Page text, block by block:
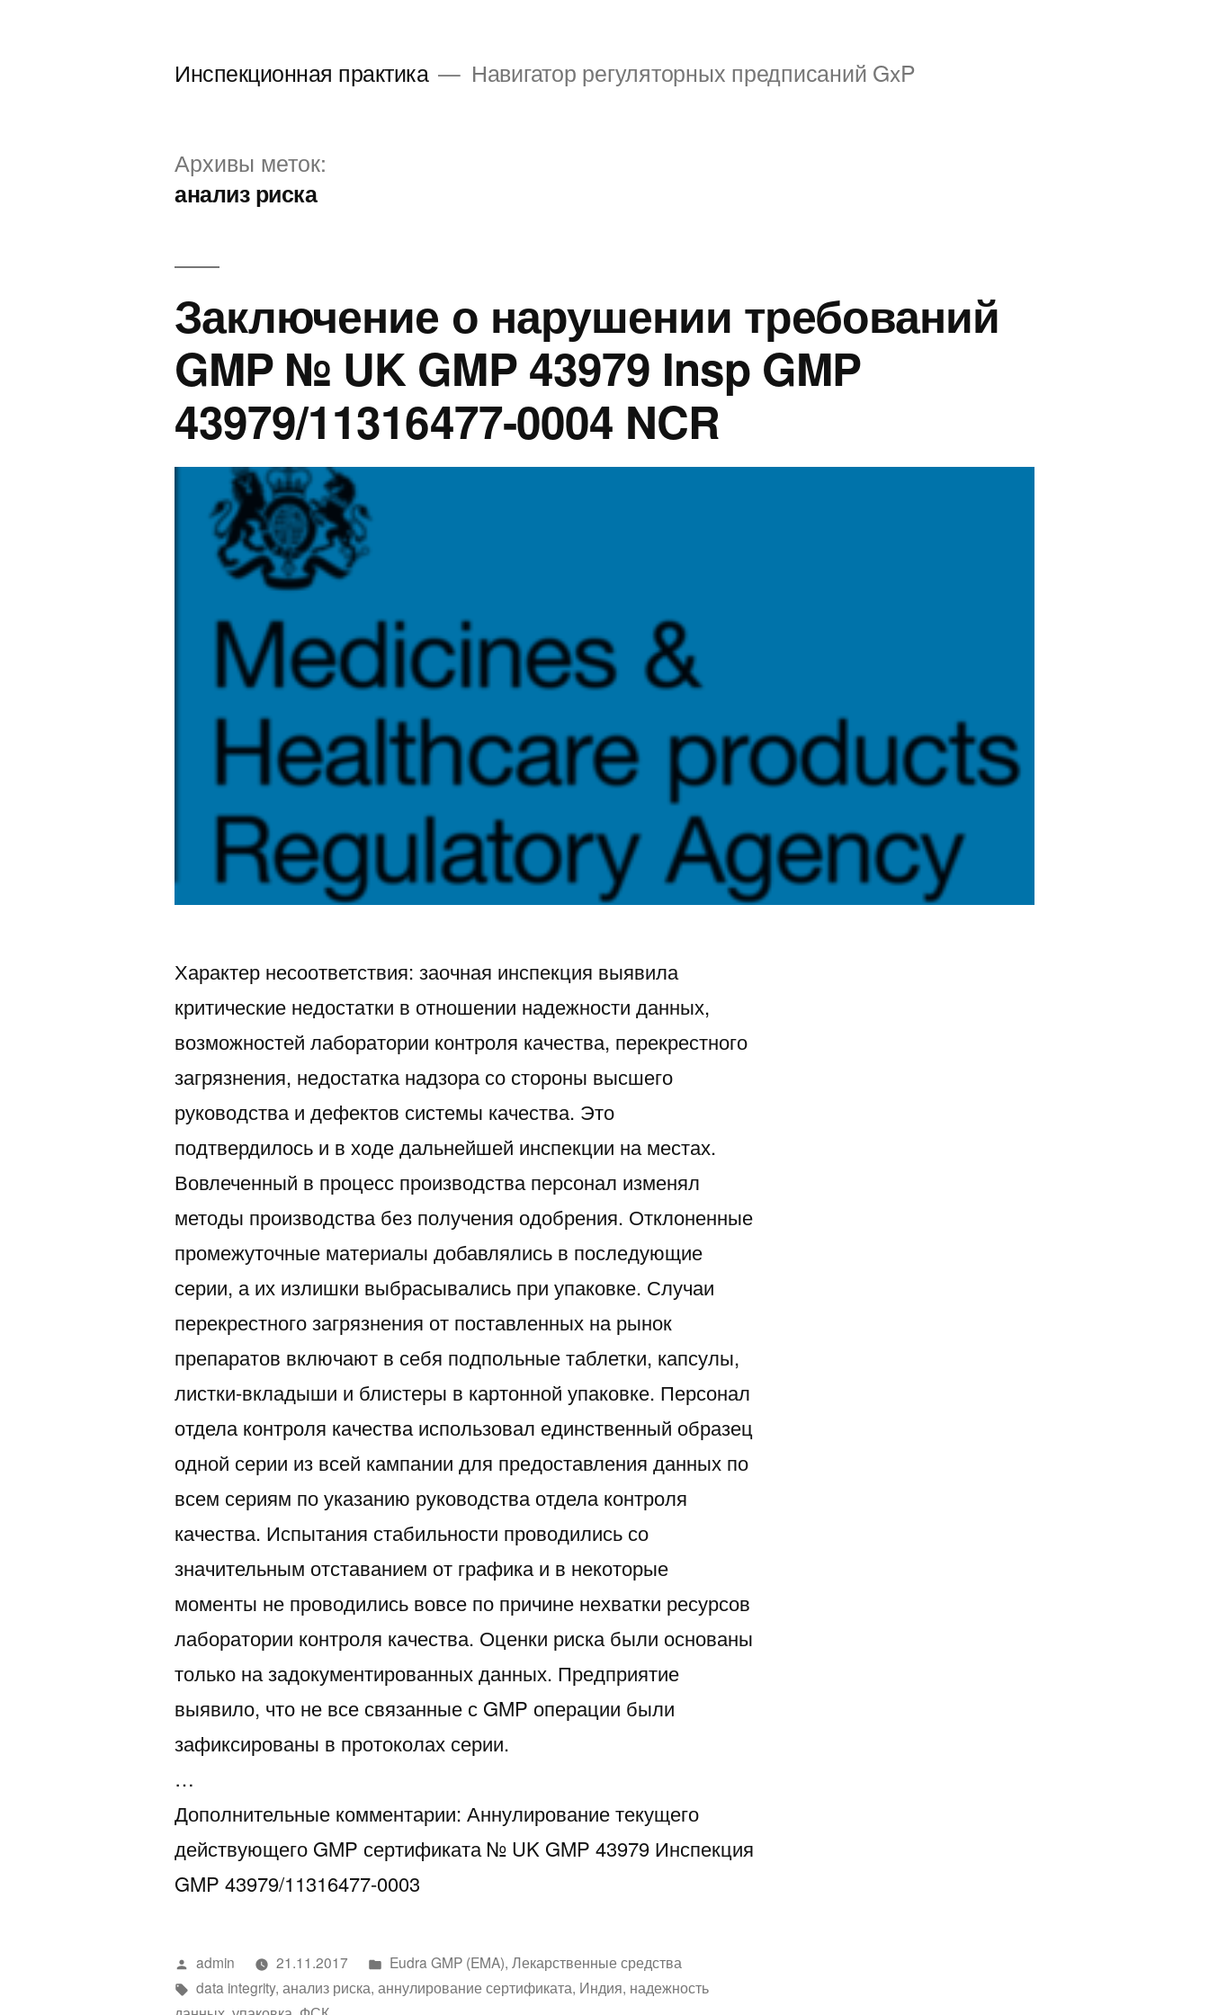
Инспекционная практика Навигатор регуляторных предписаний GxP
Архивы меток:
анализ риска
Заключение о нарушении требований
GMP № UK GMP 43979 Insp GMP
43979/11316477-0004 NCR
Характер несоответствия: заочная инспекция выявила
критические недостатки в отношении надежности данных,
возможностей лаборатории контроля качества, перекрестного
загрязнения, недостатка надзора со стороны высшего
руководства и дефектов системы качества. Это
подтвердилось и в ходе дальнейшей инспекции на местах.
Вовлеченный в процесс производства персонал изменял
методы производства без получения одобрения. Отклоненные
промежуточные материалы добавлялись в последующие
серии, а их излишки выбрасывались при упаковке. Случаи
перекрестного загрязнения от поставленных на рынок
препаратов включают в себя подпольные таблетки, капсулы,
листки-вкладыши и блистеры в картонной упаковке. Персонал
отдела контроля качества использовал единственный образец
одной серии из всей кампании для предоставления данных по
всем сериям по указанию руководства отдела контроля
качества. Испытания стабильности проводились со
значительным отставанием от графика и в некоторые
моменты не проводились вовсе по причине нехватки ресурсов
лаборатории контроля качества. Оценки риска были основаны
только на задокументированных данных. Предприятие
выявило, что не все связанные с GMP операции были
зафиксированы в протоколах серии.
…
Дополнительные комментарии: Аннулирование текущего
действующего GMP сертификата № UK GMP 43979 Инспекция
GMP 43979/11316477-0003
Написано
автором
admin 21.11.2017
Написано
в
Eudra GMP (EMA), Лекарственные средства
Метки:
data integrity,анализ риска,аннулирование сертификата, Индия, надежность